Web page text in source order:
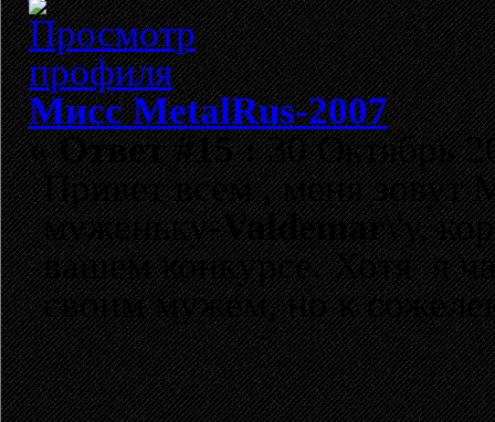
Мисс MetalRus-2007
«Ответ #15 :30 Октябрь
Привет всем , меня зовут
муженьку-Valdemar\'у,
вашем конкурсе. Хотя я
своим мужем, но к